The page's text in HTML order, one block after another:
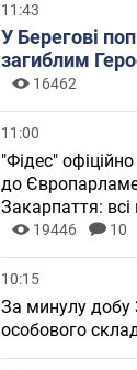
11:43
У Берегові
загиблим
16462
11:00
"Фідес"
до
Закарпаття:
19446 10
10:15
За минулу добу
особового